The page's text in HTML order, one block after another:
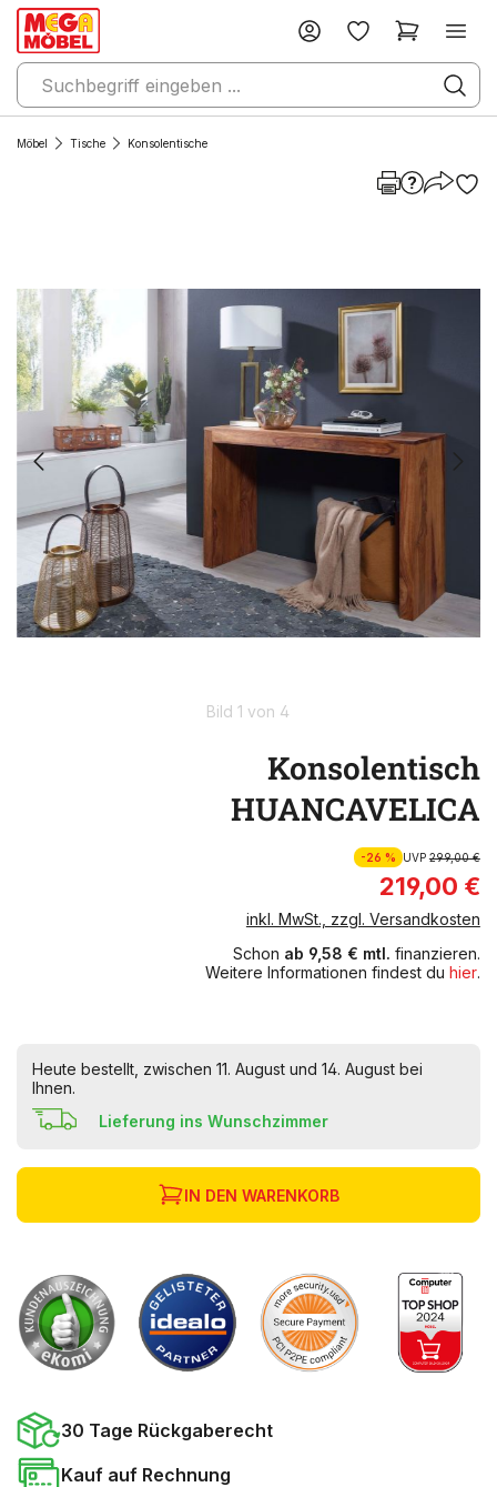
Möbel Tische Konsolentische
Bild 1 von 4
Konsolentisch
HUANCAVELICA
-26 % UVP299,00 €
219,00 €
inkl. MwSt., zzgl. Versandkosten
Schon ab 9,58 € mtl. finanzieren.
Weitere Informationen findest du hier.
Heute bestellt, zwischen 11. August und 14. August bei
Ihnen.
Lieferung ins Wunschzimmer
IN DEN WARENKORB
30 Tage Rückgaberecht
Kauf auf Rechnung